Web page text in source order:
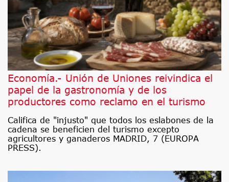
Economía.- Unión de Uniones reivindica el
papel de la gastronomía y de los
productores como reclamo en el turismo
Califica de "injusto" que todos los eslabones de la
cadena se beneficien del turismo excepto
agricultores y ganaderos MADRID, 7 (EUROPA
PRESS).